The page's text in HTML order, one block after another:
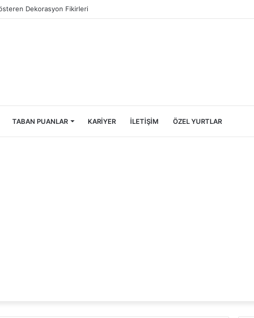
Öğrencileri İçin Ekonomik Tatil Rehberi
TABAN PUANLAR KARIYER İLETIŞIM ÖZEL YURTLAR